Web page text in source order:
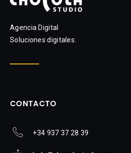
Agencia Digital
Soluciones digitales.
CONTACTO
+34 937 37 28 39